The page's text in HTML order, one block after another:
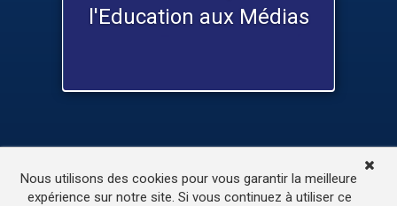
l'Education aux Médias
L’accessibilité de ce site
Nous utilisons des cookies pour vous garantir la meilleure
expérience sur notre site. Si vous continuez à utiliser ce